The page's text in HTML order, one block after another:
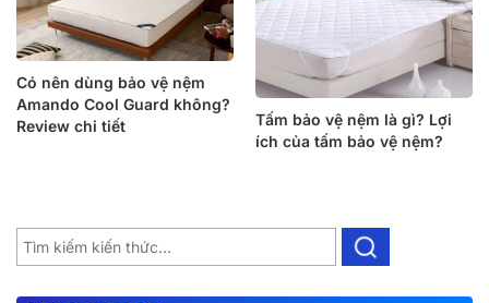
Có nên dùng bảo vệ nệm
Amando Cool Guard không?
Review chi tiết
Tấm bảo vệ nệm là gì? Lợi
ích của tấm bảo vệ nệm?